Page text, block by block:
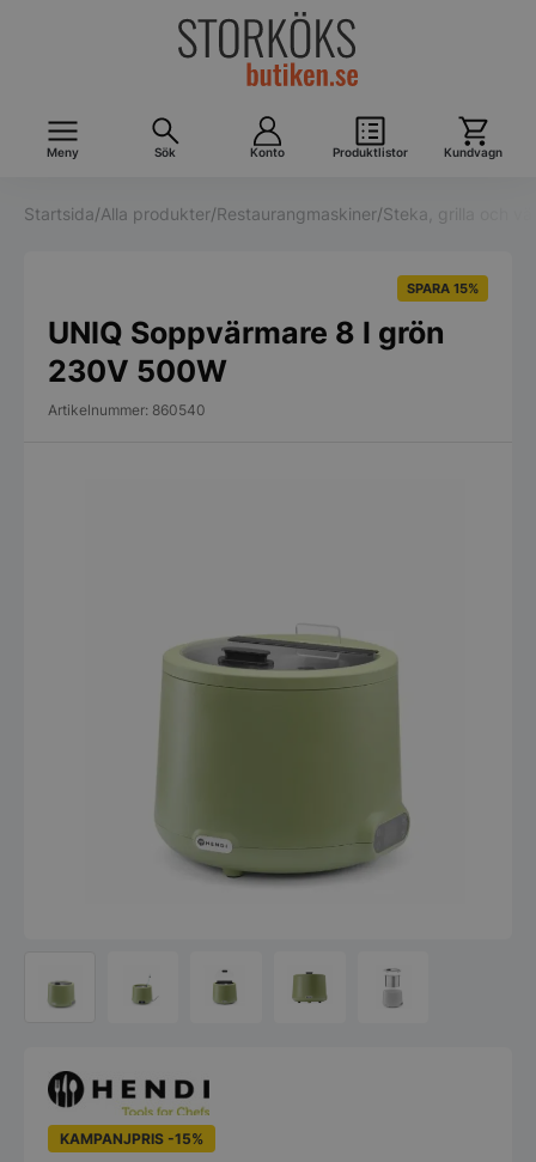
Meny Sök Konto Produktlistor Kundvagn
Startsida/Alla produkter/Restaurangmaskiner/Steka, grilla och
SPARA 15%
UNIQ Soppvärmare 8 l grön
230V 500W
Artikelnummer: 860540
KAMPANJPRIS -15%